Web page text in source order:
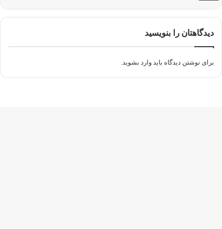
دیدگاهتان را بنویسید
برای نوشتن دیدگاه باید وارد بشوید.